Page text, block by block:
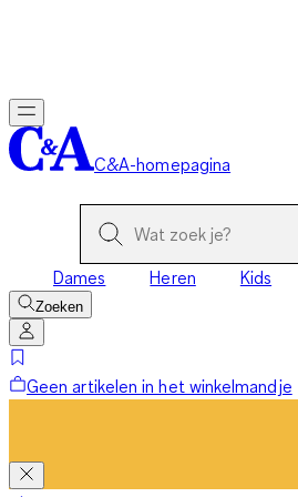
C&A-homepagina
Dames Heren Kids
Zoeken
Geen artikelen in het winkelmandje